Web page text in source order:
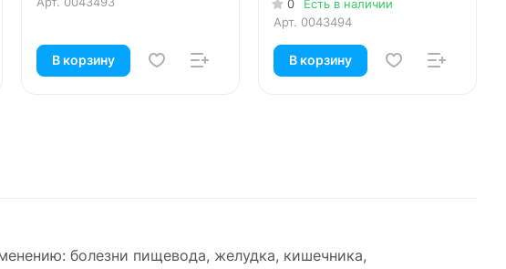
В корзину
0
Есть в наличии
Арт. 0043494
В корзину
болезни пищевода, желудка, кишечника,